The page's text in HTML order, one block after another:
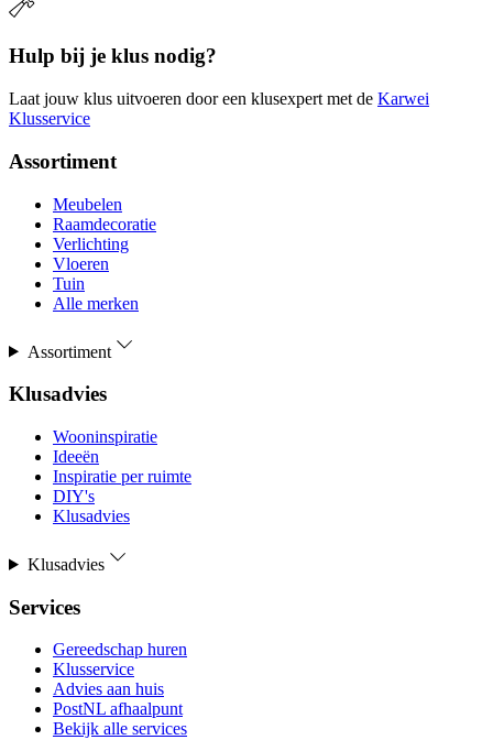
Hulp bij je klus nodig?
Laat jouw klus uitvoeren door een klusexpert met de Karwei
Klusservice
Assortiment
Meubelen
Raamdecoratie
Verlichting
Vloeren
Tuin
Alle merken
Assortiment
Klusadvies
Wooninspiratie
Ideeën
Inspiratie per ruimte
DIY's
Klusadvies
Klusadvies
Services
Gereedschap huren
Klusservice
Advies aan huis
PostNL afhaalpunt
Bekijk alle services